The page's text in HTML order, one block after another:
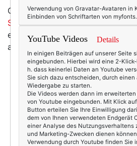
Gefunden habe ichdie beiden
Schmuckstücke bei Brigitte von
einem sehr bezahlbaren Preis
auch so gerne!).
5738
0
Beauty & Fashion
art deco, brigitte von boch,
Verwendung von Gravatar-Avataren in
Einbinden von Schriftarten von
YouTube Videos Details
In einigen Beiträgen auf unserer Seite
eingebunden. Hierbei wird eine 2-
h. dass keinerlei Daten an Youtube
Sie sich dazu entscheiden, durch einen
Wiedergabe zu starten.
Die Videos werden dann im
von Youtube eingebunden. Mit Klick
Button erteilen Sie Ihre Einwilligung
dem von Ihnen verwendeten Endgerät
einer Analyse des Nutzungsverhaltens
und Marketing-Zwecken dienen
Verwendung durch Youtube finden Sie